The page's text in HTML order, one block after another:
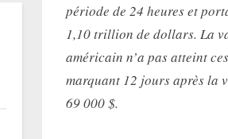
période de 24 heures et
1,10 trillion de dollars. La
américain n’a pas atteint
marquant 12 jours après la
69 000 $.